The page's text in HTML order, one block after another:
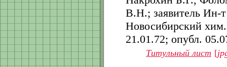
В.Н.; заявитель
Новосибирский хим.
21.01.72; опубл.
Титульный лист [